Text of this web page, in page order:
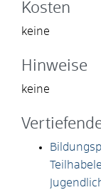
Kosten
keine
Hinweise
keine